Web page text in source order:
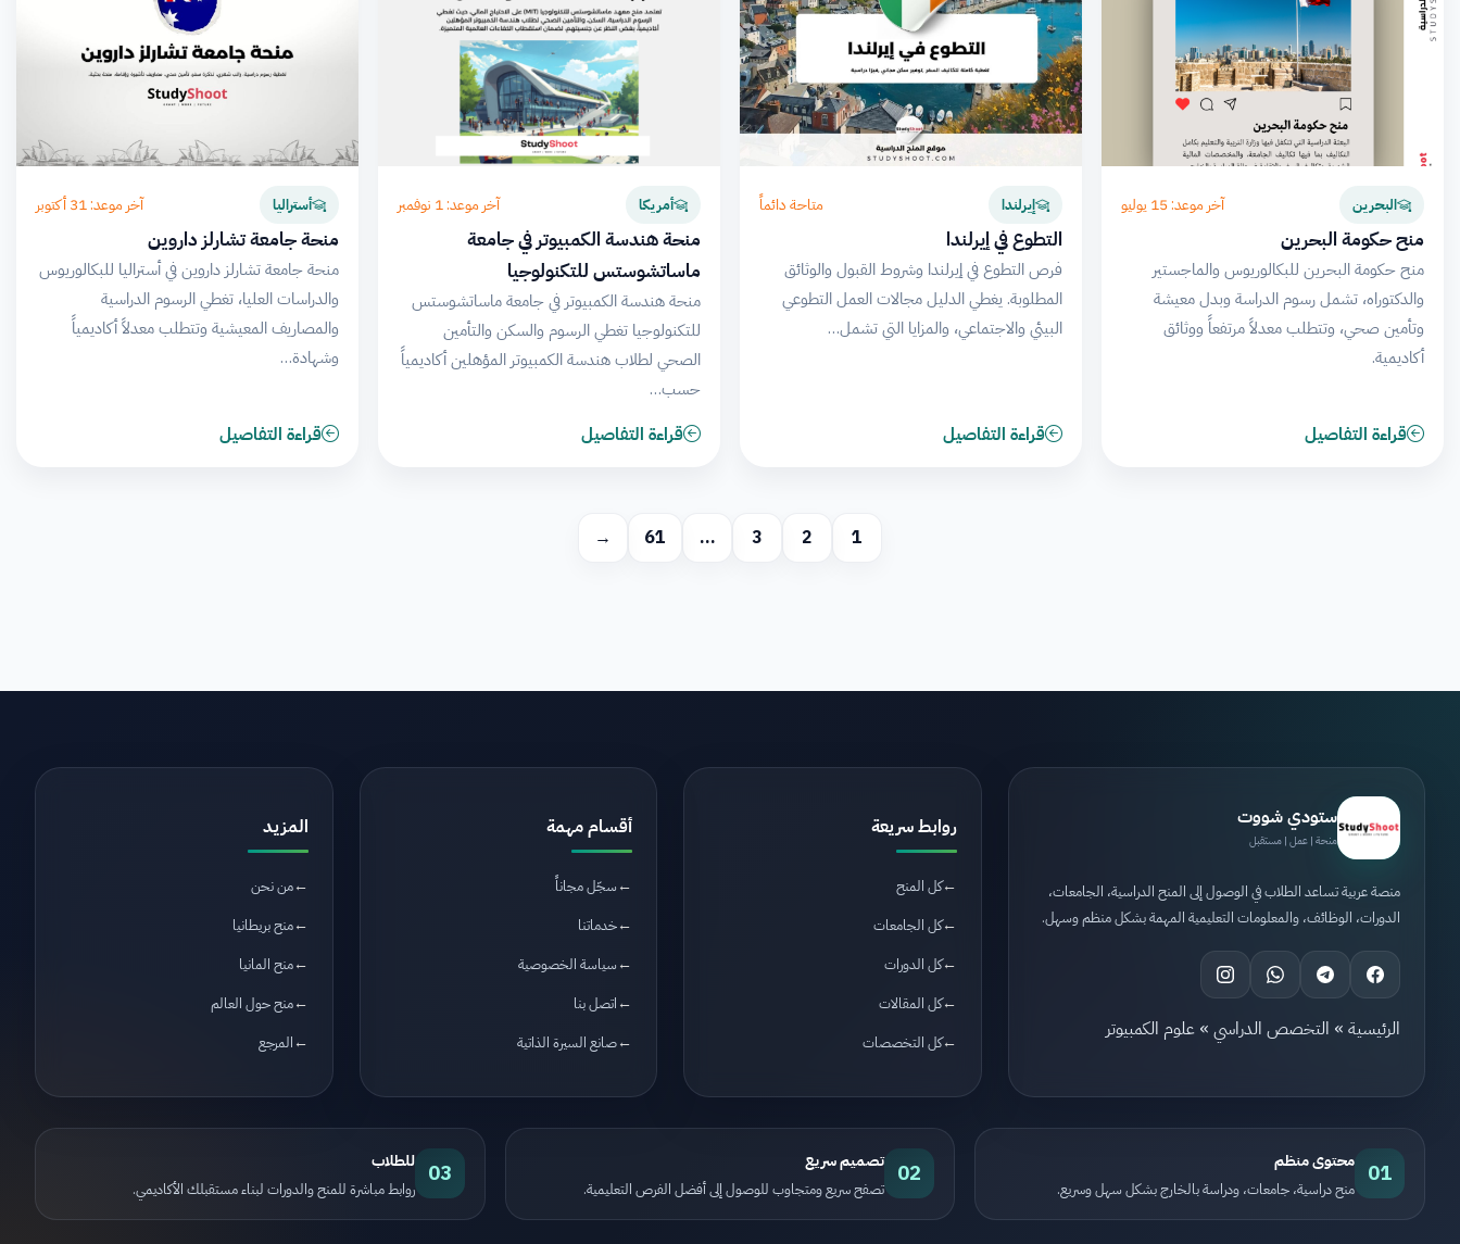
البحرين آخر موعد: 15 يوليو
منح حكومة البحرين
منح حكومة البحرين للبكالوريوس والماجستير
والدكتوراه، تشمل رسوم الدراسة وبدل معيشة
وتأمين صحي، وتتطلب معدلاً مرتفعاً ووثائق
أكاديمية.
قراءة التفاصيل
إيرلندا متاحة دائماً
التطوع في إيرلندا
فرص التطوع في إيرلندا وشروط القبول والوثائق
المطلوبة. يغطي الدليل مجالات العمل التطوعي
البيئي والاجتماعي، والمزايا التي تشمل…
قراءة التفاصيل
أمريكا آخر موعد: 1 نوفمبر
منحة هندسة الكمبيوتر في جامعة
ماساتشوستس للتكنولوجيا
منحة هندسة الكمبيوتر في جامعة ماساتشوستس
للتكنولوجيا تغطي الرسوم والسكن والتأمين
الصحي لطلاب هندسة الكمبيوتر المؤهلين أكاديمياً
حسب…
قراءة التفاصيل
أستراليا آخر موعد: 31 أكتوبر
منحة جامعة تشارلز داروين
منحة جامعة تشارلز داروين في أستراليا للبكالوريوس
والدراسات العليا، تغطي الرسوم الدراسية
والمصاريف المعيشية وتتطلب معدلاً أكاديمياً
وشهادة…
قراءة التفاصيل
1
2
3
…
61
→
ستودي شووت
منحة | عمل | مستقبل
منصة عربية تساعد الطلاب في الوصول إلى المنح الدراسية، الجامعات،
الدورات، الوظائف، والمعلومات التعليمية المهمة بشكل منظم وسهل.
الرئيسية » التخصص الدراسي » علوم الكمبيوتر
روابط سريعة
كل المنح
كل الجامعات
كل الدورات
كل المقالات
كل التخصصات
أقسام مهمة
سجّل مجاناً
خدماتنا
سياسة الخصوصية
اتصل بنا
صانع السيرة الذاتية
المزيد
من نحن
منح بريطانيا
منح المانيا
منح حول العالم
المرجع
01 محتوى منظم
منح دراسية، جامعات، ودراسة بالخارج بشكل سهل وسريع.
02 تصميم سريع
تصفح سريع ومتجاوب للوصول إلى أفضل الفرص التعليمية.
03 للطلاب
روابط مباشرة للمنح والدورات لبناء مستقبلك الأكاديمي.